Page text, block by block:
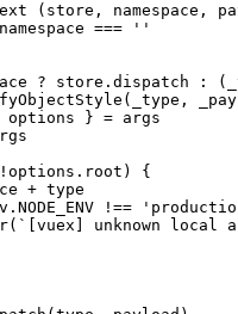
( store, namespace,
===
''
? store. dispatch : (
(_type,
options } = args
root ) {
+ type
. NODE_ENV !==
( `[vuex] unknown local